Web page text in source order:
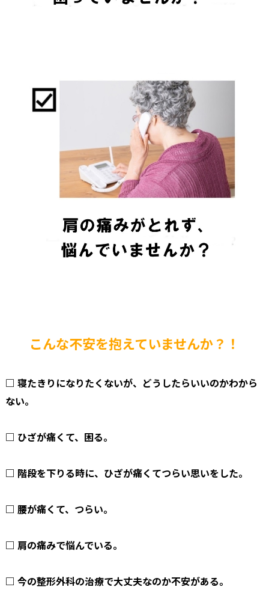
こんな不安を抱えていませんか？！
□ 寝たきりになりたくないが、どうしたらいいのかわから
ない。
□ ひざが痛くて、困る。
□ 階段を下りる時に、ひざが痛くてつらい思いをした。
□ 腰が痛くて、つらい。
□ 肩の痛みで悩んでいる。
□ 今の整形外科の治療で大丈夫なのか不安がある。